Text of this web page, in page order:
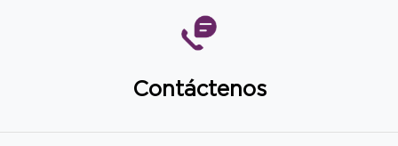
Contáctenos